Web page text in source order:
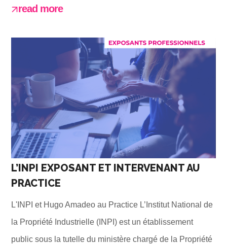
read more
L’INPI EXPOSANT ET INTERVENANT AU
PRACTICE
L'INPI et Hugo Amadeo au Practice L’Institut National de
la Propriété Industrielle (INPI) est un établissement
public sous la tutelle du ministère chargé de la Propriété